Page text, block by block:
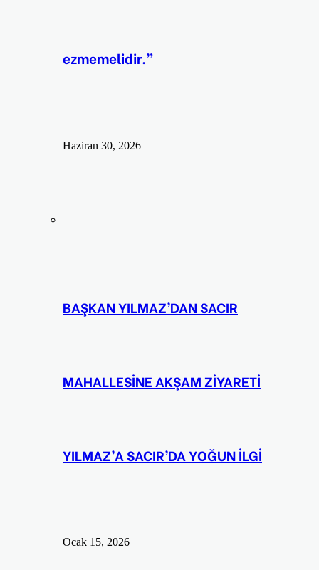
ezmemelidir.”
Haziran 30, 2026
BAŞKAN YILMAZ’DAN SACIR
MAHALLESİNE AKŞAM ZİYARETİ
YILMAZ’A SACIR’DA YOĞUN İLGİ
Ocak 15, 2026